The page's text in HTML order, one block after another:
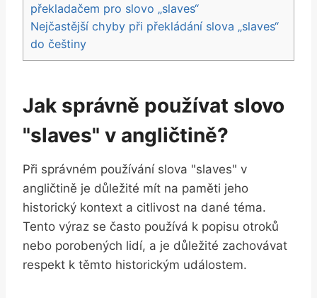
překladačem pro⁤ slovo „slaves“
Nejčastější ‍chyby při překládání slova‌ „slaves“
do češtiny
Jak správně používat slovo ⁣
"slaves" v angličtině?
Při správném používání slova⁣ "slaves" v
angličtině je důležité mít na paměti⁢ jeho
historický kontext a citlivost na dané ‍téma.​
Tento výraz se často používá⁢ k popisu otroků⁣
nebo porobených lidí, a je důležité zachovávat
respekt k těmto historickým událostem.